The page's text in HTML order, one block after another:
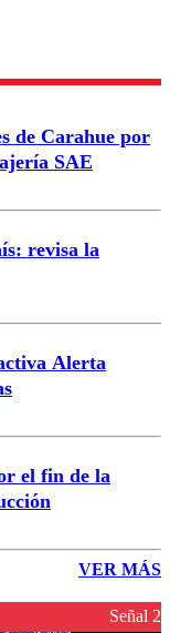
comentario
de Carahue por
SAE
revisa la
Alerta
el fin de la
VER MÁS
Señal 2